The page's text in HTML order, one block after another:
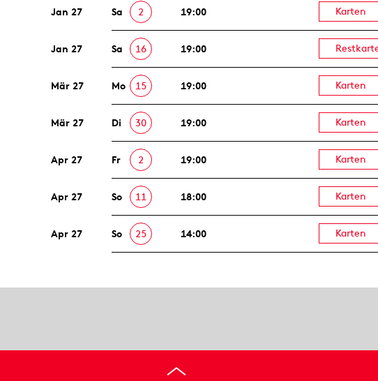
Jan 27 Sa 2 19:00 Karten
Jan 27 Sa 16 19:00
Mär 27 Mo 15 19:00 Karten
Mär 27 Di 30 19:00 Karten
Apr 27 Fr 2 19:00 Karten
Apr 27 So 11 18:00 Karten
Apr 27 So 25 14:00 Karten